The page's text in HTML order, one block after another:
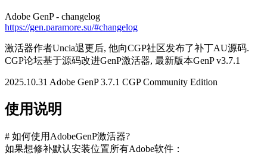
Adobe GenP - changelog
https://gen.paramore.su/#changelog
激活器作者Uncia退更后, 他向CGP社区发布了补丁AU源码.
CGP论坛基于源码改进GenP激活器, 最新版本GenP v3.7.1
2025.10.31 Adobe GenP 3.7.1 CGP Community Edition
使用说明
# 如何使用AdobeGenP激活器?
如果想修补默认安装位置所有Adob​​e软件：